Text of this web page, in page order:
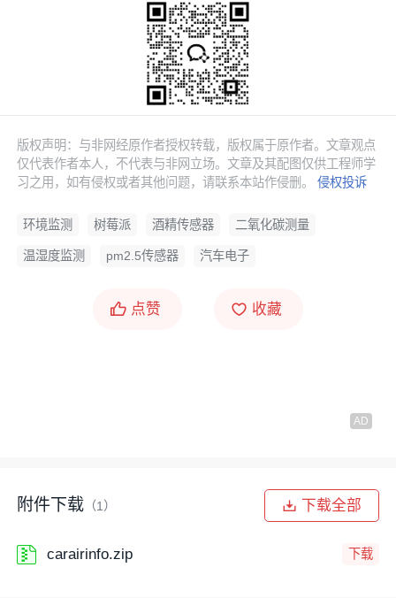
的模块，来代替板子上的芯片的功能。
版权声明：与非网经原作者授权转载，版权属于原作者。文章观点
仅代表作者本人，不代表与非网立场。文章及其配图仅供工程师学
习之用，如有侵权或者其他问题，请联系本站作侵删。侵权投诉
环境监测 树莓派 酒精传感器 二氧化碳测量
温湿度监测 pm2.5传感器 汽车电子
点赞 收藏
附件下载 （1） 下载全部
carairinfo.zip 下载